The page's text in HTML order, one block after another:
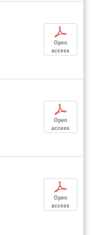
p
Open
access
p
Open
access
p
Open
access